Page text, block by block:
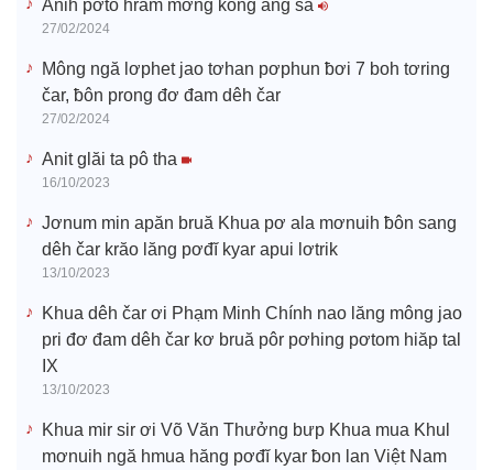
Anih pơtô hrăm mơng kông ang să
27/02/2024
Mông ngă lơphet jao tơhan pơphun ƀơi 7 boh tơring
čar, ƀôn prong đơ đam dêh čar
27/02/2024
Anit glăi ta pô tha
16/10/2023
Jơnum min apăn bruă Khua pơ ala mơnuih ƀôn sang
dêh čar krăo lăng pơđĭ kyar apui lơtrik
13/10/2023
Khua dêh čar ơi Phạm Minh Chính nao lăng mông jao
pri đơ đam dêh čar kơ bruă pôr pơhing pơtom hiăp tal
IX
13/10/2023
Khua mir sir ơi Võ Văn Thưởng bưp Khua mua Khul
mơnuih ngă hmua hăng pơđĭ kyar ƀon lan Việt Nam